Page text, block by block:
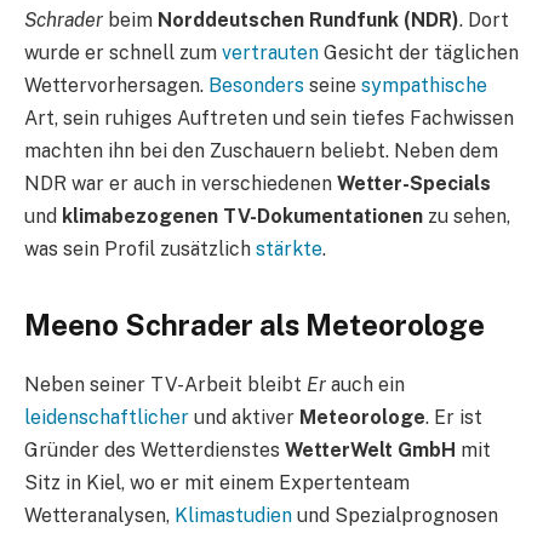
Schrader beim Norddeutschen Rundfunk (NDR). Dort
wurde er schnell zum vertrauten Gesicht der täglichen
Wettervorhersagen. Besonders seine sympathische
Art, sein ruhiges Auftreten und sein tiefes Fachwissen
machten ihn bei den Zuschauern beliebt. Neben dem
NDR war er auch in verschiedenen Wetter-Specials
und klimabezogenen TV-Dokumentationen zu sehen,
was sein Profil zusätzlich stärkte.
Meeno Schrader als Meteorologe
Neben seiner TV-Arbeit bleibt Er auch ein
leidenschaftlicher und aktiver Meteorologe. Er ist
Gründer des Wetterdienstes WetterWelt GmbH mit
Sitz in Kiel, wo er mit einem Expertenteam
Wetteranalysen, Klimastudien und Spezialprognosen